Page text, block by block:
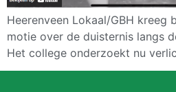
Heerenveen Lokaal/GBH kreeg
motie over de duisternis langs
Het college onderzoekt nu